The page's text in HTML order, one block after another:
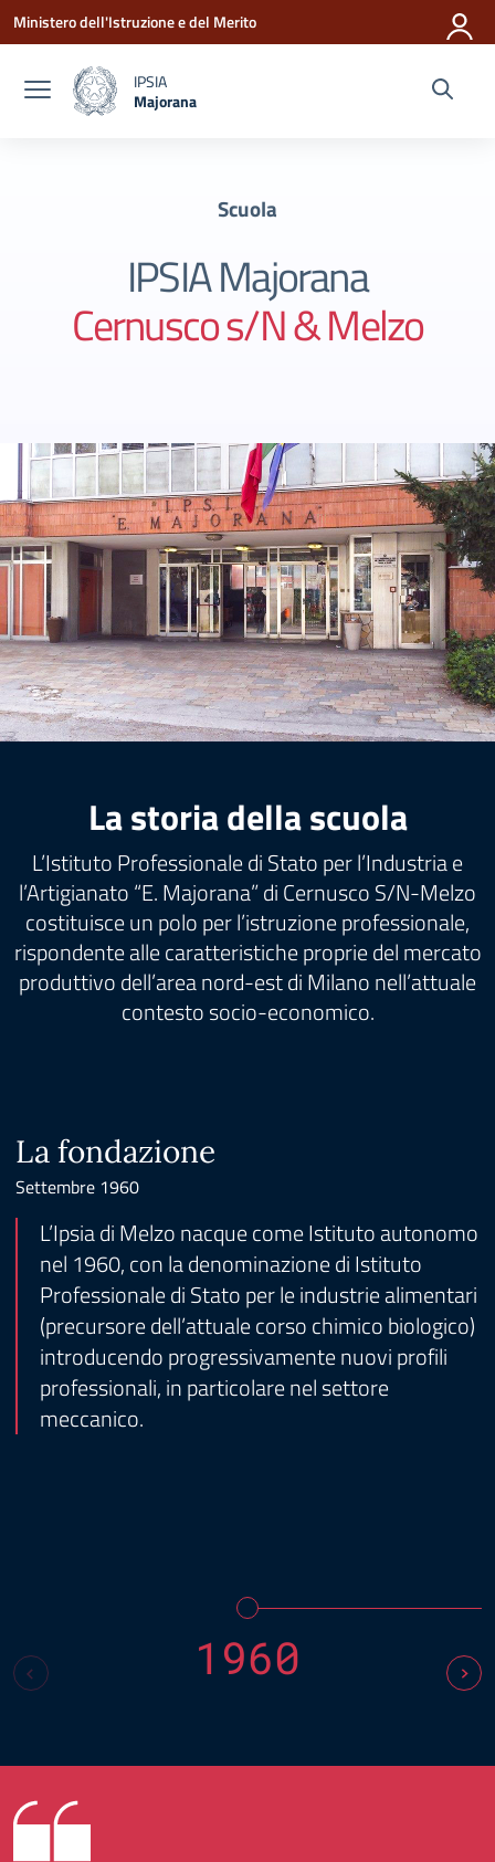
Vai ai contenuti
Vai al menu di navigazione
Vai al footer
Ministero dell'Istruzione e del Merito
IPSIA
Majorana
Scuola
IPSIA Majorana
Cernusco s/N & Melzo
La storia della scuola
L’Istituto Professionale di Stato per l’Industria e
l’Artigianato “E. Majorana” di Cernusco S/N-Melzo
costituisce un polo per l’istruzione professionale,
rispondente alle caratteristiche proprie del mercato
produttivo dell’area nord-est di Milano nell’attuale
contesto socio-economico.
La fondazione
Settembre 1960
L’Ipsia di Melzo nacque come Istituto autonomo
nel 1960, con la denominazione di Istituto
Professionale di Stato per le industrie alimentari
(precursore dell’attuale corso chimico biologico)
introducendo progressivamente nuovi profili
professionali, in particolare nel settore
meccanico.
1960